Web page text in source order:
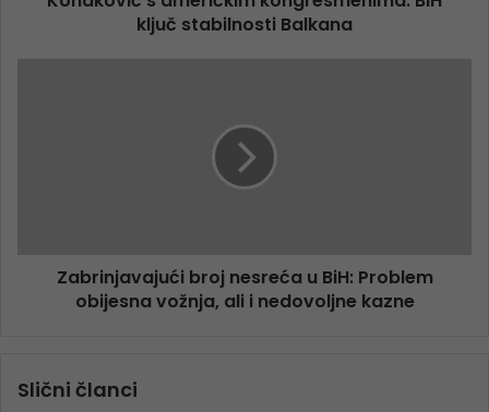
ključ stabilnosti Balkana
Zabrinjavajući broj nesreća u BiH: Problem
obijesna vožnja, ali i nedovoljne kazne
Slični članci